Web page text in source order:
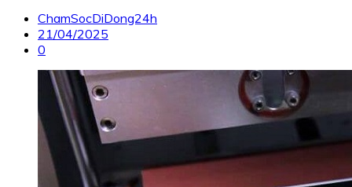
ChamSocDiDong24h
21/04/2025
0